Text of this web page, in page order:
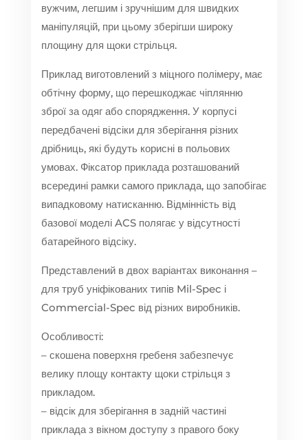
вужчим, легшим і зручнішим для швидких
маніпуляцій, при цьому зберігши широку
площину для щоки стрільця.
Приклад виготовлений з міцного полімеру, має
обтічну форму, що перешкоджає чіплянню
зброї за одяг або спорядження. У корпусі
передбачені відсіки для зберігання різних
дрібниць, які будуть корисні в польових
умовах. Фіксатор приклада розташований
всередині рамки самого приклада, що запобігає
випадковому натисканню. Відмінність від
базової моделі ACS полягає у відсутності
батарейного відсіку.
Представлений в двох варіантах виконання –
для труб уніфікованих типів Mil-Spec і
Commercial-Spec від різних виробників.
Особливості:
– скошена поверхня гребеня забезпечує
велику площу контакту щоки стрільця з
прикладом.
– відсік для зберігання в задній частині
приклада з вікном доступу з правого боку